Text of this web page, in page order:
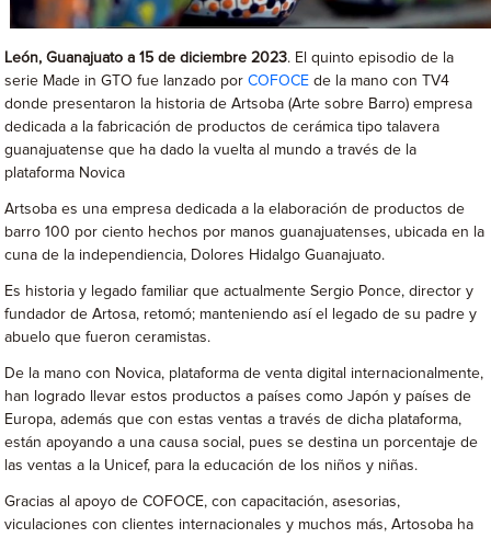
León, Guanajuato a 15 de diciembre 2023. El quinto episodio de la
serie Made in GTO fue lanzado porCOFOCE de la mano con TV4
donde presentaron la historia de Artsoba (Arte sobre Barro) empresa
dedicada a la fabricación de productos de cerámica tipo talavera
guanajuatense que ha dado la vuelta al mundo a través de la
plataforma Novica
Artsoba es una empresa dedicada a la elaboración de productos de
barro 100 por ciento hechos por manos guanajuatenses, ubicada en la
cuna de la independiencia, Dolores Hidalgo Guanajuato.
Es historia y legado familiar que actualmente Sergio Ponce, director y
fundador de Artosa, retomó; manteniendo así el legado de su padre y
abuelo que fueron ceramistas.
De la mano con Novica, plataforma de venta digital internacionalmente,
han logrado llevar estos productos a países como Japón y países de
Europa, además que con estas ventas a través de dicha plataforma,
están apoyando a una causa social, pues se destina un porcentaje de
las ventas a la Unicef, para la educación de los niños y niñas.
Gracias al apoyo de COFOCE, con capacitación, asesorias,
viculaciones con clientes internacionales y muchos más, Artosoba ha